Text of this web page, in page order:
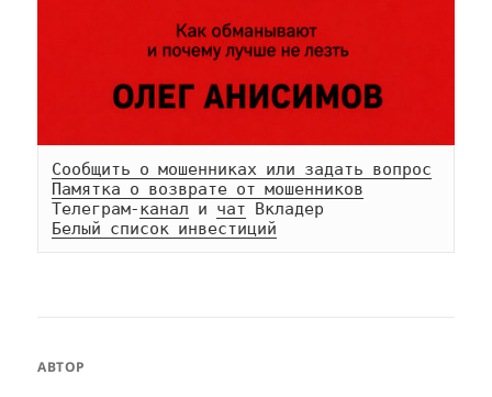
Сообщить о мошенниках или задать вопрос
Памятка о возврате от мошенников
Телеграм-канал и чат
Белый список инвестиций
АВТОР